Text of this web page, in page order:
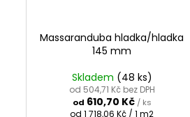
Massaranduba hladka/hladka
145 mm
Skladem (48 ks)
od 504,71 Kč bez DPH
od 610,70 Kč / ks
Měrná
od 1 718,06 Kč / 1 m2